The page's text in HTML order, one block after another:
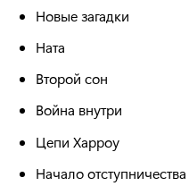
Новые загадки
Ната
Второй сон
Война внутри
Цепи Харроу
Начало отступничества